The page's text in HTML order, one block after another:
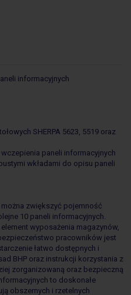
informacyjnych
SHERPA 5623, 5519 oraz
paneli informacyjnych
wkładami do opisu paneli
zwiększyć pojemność
10 paneli informacyjnych.
wyposażenia magazynów,
pracowników jest
łatwo dostępnych i
BHP oraz instrukcji korzystania z
zorganizowaną oraz bezpieczną
to doskonałe
obszernych i rzetelnych